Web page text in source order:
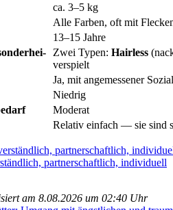
ca. 3–5 kg
Alle Far­ben, oft mit
13–15 Jah­re
Zwei Typen: Hair­less
ver­spielt
Ja, mit ange­mes­se­ner
Nied­rig
Mode­rat
Rela­tiv ein­fach — sie sind
part­ner­schaft­lich, indi­vi­du­ell
am 8.08.2026 um 02:40 Uhr